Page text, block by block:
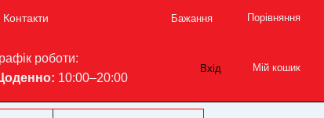
Контакти Бажання Порівняння
роботи:
10:00–20:00
Вхід Мій кошик